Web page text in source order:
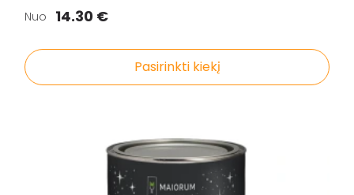
Nuo 14.30 €
Pasirinkti kiekį